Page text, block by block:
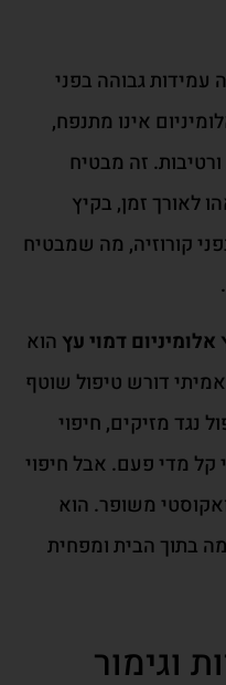
עמידות גבוהה בפני
אינו מתנפח,
זה מבטיח
לאורך זמן, בקיץ
קורוזיה, מה שמבטיח
אלומיניום דמוי עץ הוא
דורש טיפול שוטף
נגד מזיקים, חיפוי
קל מדי פעם. אבל חיפוי
ואקוסטי משופר. הוא
בתוך הבית ומפחית
וגימור